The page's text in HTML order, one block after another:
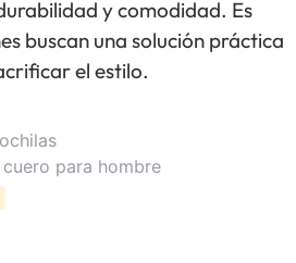
y comodidad. Es
buscan una solución práctica
el estilo.
para hombre